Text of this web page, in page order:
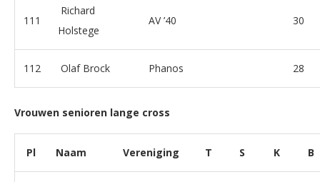
111
Richard
Holstege
AV ’40 30
112 Olaf Brock Phanos 28
Vrouwen senioren lange cross
Pl Naam Vereniging T S K B